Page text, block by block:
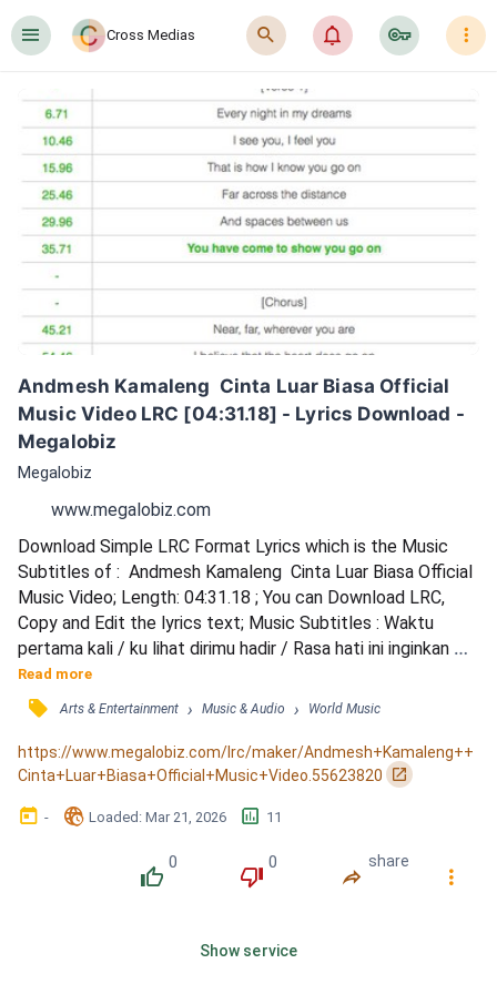
󰍜 Cross Medias 󰍉 󰂜 󰷖 󰇙
Andmesh Kamaleng  Cinta Luar Biasa Official
Music Video LRC [04:31.18] - Lyrics Download -
Megalobiz
Megalobiz
www.megalobiz.com
Download Simple LRC Format Lyrics which is the Music
Subtitles of :  Andmesh Kamaleng  Cinta Luar Biasa Official
Music Video; Length: 04:31.18 ; You can Download LRC,
Copy and Edit the lyrics text; Music Subtitles : Waktu
pertama kali / ku lihat dirimu hadir / Rasa hati ini inginkan
dirimu / Hati tenang mendengar / Suara indah menyapa /
Geloranya hati ini tak ku sangka / Rasa ini tak tertahan /
Hati ini slalu untukmu / Terimalah lagu ini dari orang biasa /
Tapi cintaku padamu luar biasa / Aku ta...
Read more
󰓹 Arts & Entertainment › Music & Audio › World Music
https://www.megalobiz.com/lrc/maker/Andmesh+Kamaleng++
Cinta+Luar+Biasa+Official+Music+Video.55623820
󰏌
󰃶 - 󱉊 Loaded: Mar 21, 2026 󱕎 11
󰔔
0
󰔒
0
󰤲
share
󰇙
Show service